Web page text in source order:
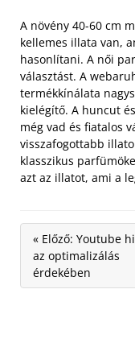
A növény 40-60 cm
kellemes illata van,
hasonlítani. A női
választást. A
termékkínálata
kielégítő. A huncut
még vad és fiatalos
visszafogottabb
klasszikus
azt az illatot, ami a
« Előző: Youtube
az optimalizálás
érdekében